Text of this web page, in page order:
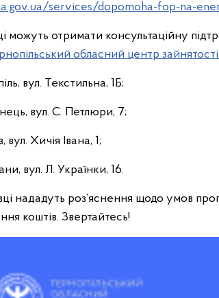
services/dopomoha-fop-na-
можуть отримати консультаційну
обласний центр
вул. Текстильна, 1Б;
вул. С. Петлюри, 7;
вул. Хичія Івана, 1;
вул. Л. Українки, 16.
нададуть роз’яснення щодо умов
коштів. Звертайтесь!